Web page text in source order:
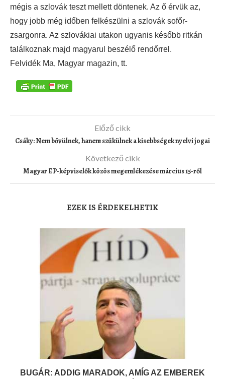
mégis a szlovák teszt mellett döntenek. Az ő érvük az,
hogy jobb még időben felkészülni a szlovák sofőr-
zsargonra. Az szlovákiai utakon ugyanis később ritkán
találkoznak majd magyarul beszélő rendőrrel.
Felvidék Ma, Magyar magazin, tt.
Előző cikk
Csáky: Nem bővülnek, hanem szűkülnek a kisebbségek nyelvi jogai
Következő cikk
Magyar EP-képviselők közös megemlékezése március 15-ről
EZEK IS ÉRDEKELHETIK
BUGÁR: ADDIG MARADOK, AMÍG AZ EMBEREK